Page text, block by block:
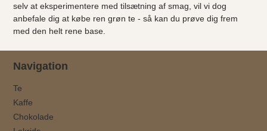
selv at eksperimentere med tilsætning af smag, vil vi dog
anbefale dig at købe ren grøn te - så kan du prøve dig frem
med den helt rene base.
Navigation
Te
Kaffe
Chokolade